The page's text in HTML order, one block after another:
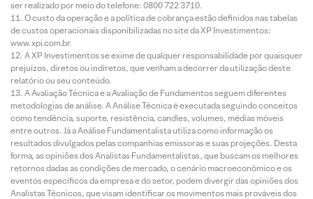
ser realizado por meio do telefone: 0800 722 3710.
O custo da operação e a política de cobrança estão definidos nas tabelas
de custos operacionais disponibilizadas no site da XP Investimentos:
www.xpi.com.br.
A XP Investimentos se exime de qualquer responsabilidade por quaisquer
prejuízos, diretos ou indiretos, que venham a decorrer da utilização deste
relatório ou seu conteúdo.
A Avaliação Técnica e a Avaliação de Fundamentos seguem diferentes
metodologias de análise. A Análise Técnica é executada seguindo conceitos
como tendência, suporte, resistência, candles, volumes, médias móveis
entre outros. Já a Análise Fundamentalista utiliza como informação os
resultados divulgados pelas companhias emissoras e suas projeções. Desta
forma, as opiniões dos Analistas Fundamentalistas, que buscam os melhores
retornos dadas as condições de mercado, o cenário macroeconômico e os
eventos específicos da empresa e do setor, podem divergir das opiniões dos
Analistas Técnicos, que visam identificar os movimentos mais prováveis dos